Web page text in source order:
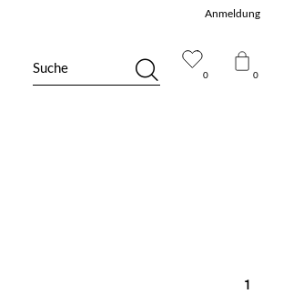
1
0 0
Suche
Anmeldung